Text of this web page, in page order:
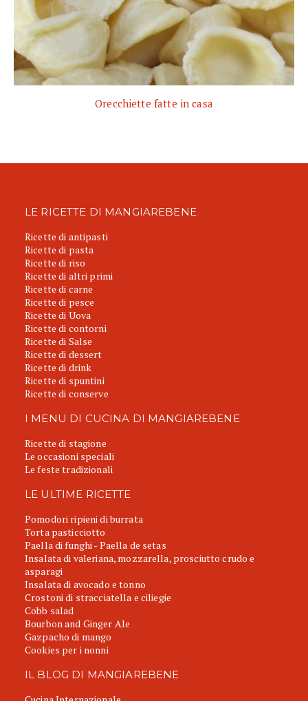
Orecchiette fatte in casa
LE RICETTE DI MANGIAREBENE
Ricette di antipasti
Ricette di pasta
Ricette di riso
Ricette di altri primi
Ricette di carne
Ricette di pesce
Ricette di Uova
Ricette di contorni
Ricette di Salse
Ricette di dessert
Ricette di drink
Ricette di spuntini
Ricette di conserve
I MENU DI CUCINA DI MANGIAREBENE
Ricette di stagione
Le occasioni speciali
Le feste tradizionali
LE ULTIME RICETTE
Pomodori ripieni di burrata
Torta pasticciotto
Paella di funghi - Paella de setas
Insalata di valeriana, mozzarella, prosciutto crudo e
asparagi
Insalata di avocado e tonno
Crostoni di stracciatella e ciliegie
Cobb salad
Bourbon and Ginger Ale
Gazpacho di mango
Cookies per i nonni
IL BLOG DI MANGIAREBENE